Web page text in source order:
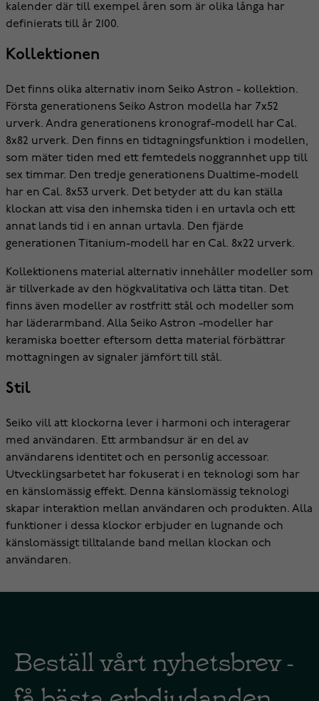
kalender där till exempel åren som är olika långa har
definierats till år 2100.
Kollektionen
Det finns olika alternativ inom Seiko Astron - kollektion.
Första generationens Seiko Astron modella har 7x52
urverk. Andra generationens kronograf-modell har Cal.
8x82 urverk. Den finns en tidtagningsfunktion i modellen,
som mäter tiden med ett femtedels noggrannhet upp till
sex timmar. Den tredje generationens Dualtime-modell
har en Cal. 8x53 urverk. Det betyder att du kan ställa
klockan att visa den inhemska tiden i en urtavla och ett
annat lands tid i en annan urtavla. Den fjärde
generationen Titanium-modell har en Cal. 8x22 urverk.
Kollektionens material alternativ innehåller modeller som
är tillverkade av den högkvalitativa och lätta titan. Det
finns även modeller av rostfritt stål och modeller som
har läderarmband. Alla Seiko Astron -modeller har
keramiska boetter eftersom detta material förbättrar
mottagningen av signaler jämfört till stål.
Stil
Seiko vill att klockorna lever i harmoni och interagerar
med användaren. Ett armbandsur är en del av
användarens identitet och en personlig accessoar.
Utvecklingsarbetet har fokuserat i en teknologi som har
en känslomässig effekt. Denna känslomässig teknologi
skapar interaktion mellan användaren och produkten. Alla
funktioner i dessa klockor erbjuder en lugnande och
känslomässigt tilltalande band mellan klockan och
användaren.
Beställ vårt nyhetsbrev -